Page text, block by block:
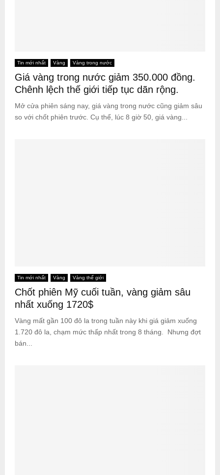
Tin mới nhất Vàng Vàng trong nước
Giá vàng trong nước giảm 350.000 đồng.
Chênh lệch thế giới tiếp tục dãn rộng.
Mở cửa phiên sáng nay, giá vàng trong nước cũng giảm sâu
so với chốt phiên trước. Cụ thể, lúc 8 giờ 50, giá vàng...
Tin mới nhất Vàng Vàng thế giới
Chốt phiên Mỹ cuối tuần, vàng giảm sâu
nhất xuống 1720$
Vàng mất gần 100 đô la trong tuần này khi giá giảm xuống
1.720 đô la, chạm mức thấp nhất trong 8 tháng. Nhưng đợt
bán...